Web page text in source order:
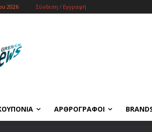
2026 Σύνδεση / Εγγραφή
ΑΡΘΡΟΓΡΑΦΟΙ